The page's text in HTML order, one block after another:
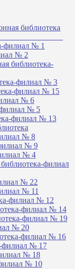
библиотека
филиал № 1
№ 2
библиотека-
филиал № 3
филиал № 15
№ 6
филиал № 5
филиал № 13
№ 8
№ 9
№ 4
библиотека-филиал
№ 22
№ 11
филиал № 12
филиал № 14
филиал № 19
№ 20
филиал № 16
филиал № 17
№ 18
№ 10